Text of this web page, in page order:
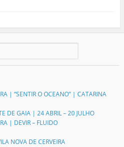
| “SENTIR O OCEANO” | CATARINA
DE GAIA | 24 ABRIL – 20 JULHO
| DEVIR – FLUIDO
NOVA DE CERVEIRA